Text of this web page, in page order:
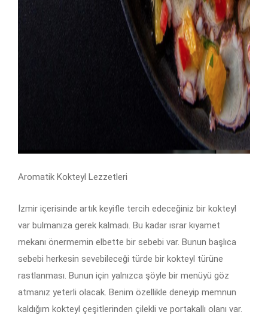
Aromatik Kokteyl Lezzetleri
İzmir içerisinde artık keyifle tercih edeceğiniz bir kokteyl
var bulmanıza gerek kalmadı. Bu kadar ısrar kıyamet
mekanı önermemin elbette bir sebebi var. Bunun başlıca
sebebi herkesin sevebileceği türde bir kokteyl türüne
rastlanması. Bunun için yalnızca şöyle bir menüyü göz
atmanız yeterli olacak. Benim özellikle deneyip memnun
kaldığım kokteyl çeşitlerinden çilekli ve portakallı olanı var.